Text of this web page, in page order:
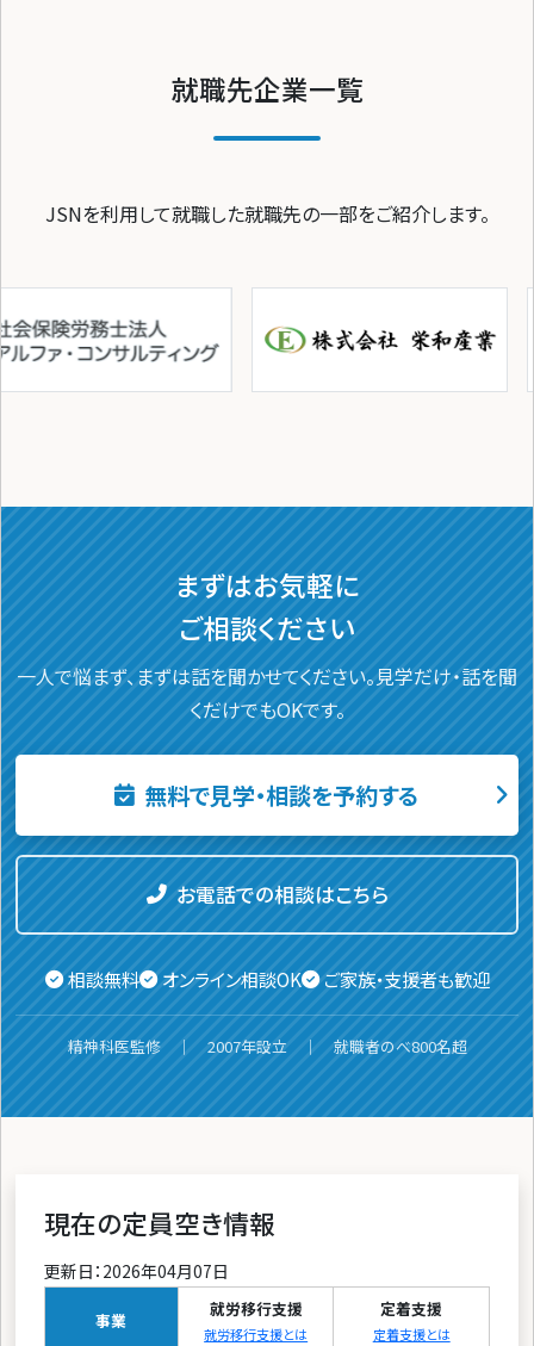
就職先企業一覧
JSNを利用して就職した就職先の一部をご紹介します。
まずはお気軽に
ご相談ください
一人で悩まず、まずは話を聞かせてください。見学だけ・話を聞
くだけでもOKです。
無料で見学・相談を予約する
お電話での相談はこちら
相談無料 オンライン相談OK ご家族・支援者も歓迎
精神科医監修 ｜ 2007年設立 ｜ 就職者のべ800名超
現在の定員空き情報
更新日：2026年04月07日
事業
就労移行支援
就労移行支援とは
定着支援
定着支援とは